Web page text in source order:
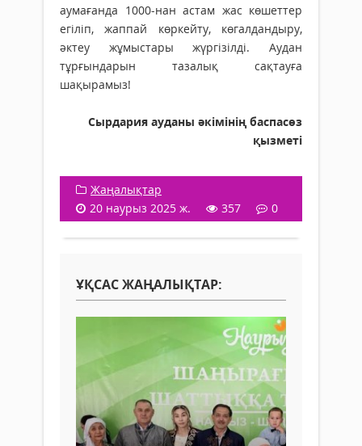
аумағанда 1000-нан астам жас көшеттер
егіліп, жаппай көркейту, көгалдандыру,
әктеу жұмыстары жүргізілді. Аудан
тұрғындарын тазалық сақтауға
шақырамыз!
Сырдария ауданы әкімінің баспасөз
қызметі
Жаңалықтар
20 наурыз 2025 ж.
357 0
ҰҚСАС ЖАҢАЛЫҚТАР: